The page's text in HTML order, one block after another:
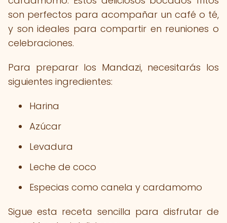
son perfectos para acompañar un café o té,
y son ideales para compartir en reuniones o
celebraciones.
Para preparar los Mandazi, necesitarás los
siguientes ingredientes:
Harina
Azúcar
Levadura
Leche de coco
Especias como canela y cardamomo
Sigue esta receta sencilla para disfrutar de